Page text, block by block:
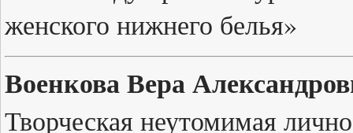
женского нижнего белья»
Военкова Вера
Творческая неутомимая